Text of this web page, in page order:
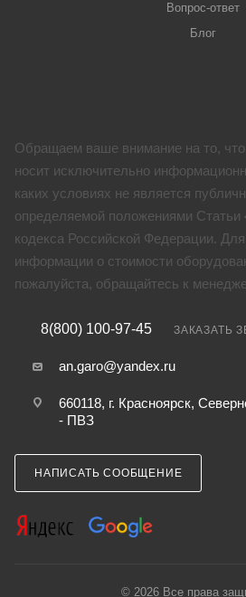
Вопрос-ответ
Блог
Обращаем ваше внимание на то,
носит исключительно
каких условиях не является
определяемой положениями Статьи
кодекса Российской Федерации.
информации о стоимости
пожалуйста, обращайтесь к
8(800) 100-97-45 ЗАКАЗАТЬ
an.garo@yandex.ru
660118, г. Красноярск,
- ПВЗ
НАПИСАТЬ СООБЩЕНИЕ
© 2026 Все права